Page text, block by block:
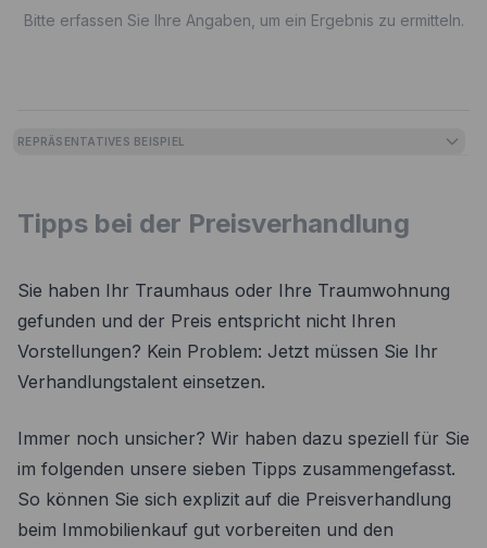
Bitte erfassen Sie Ihre Angaben, um ein Ergebnis zu ermitteln.
REPRÄSENTATIVES BEISPIEL
Tipps bei der Preisverhandlung
Sie haben Ihr Traumhaus oder Ihre Traumwohnung
gefunden und der Preis entspricht nicht Ihren
Vorstellungen? Kein Problem: Jetzt müssen Sie Ihr
Verhandlungstalent einsetzen.
Immer noch unsicher? Wir haben dazu speziell für Sie
im folgenden unsere sieben Tipps zusammengefasst.
So können Sie sich explizit auf die Preisverhandlung
beim Immobilienkauf gut vorbereiten und den